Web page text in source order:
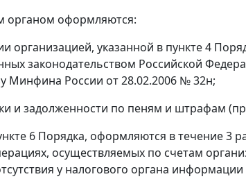
органом оформляются:
организацией, указанной в пункте 4
законодательством Российской
Минфина России от 28.02.2006 № 32н;
и задолженности по пеням и штрафам
6 Порядка, оформляются в течение 3
осуществляемых по счетам
у налогового органа